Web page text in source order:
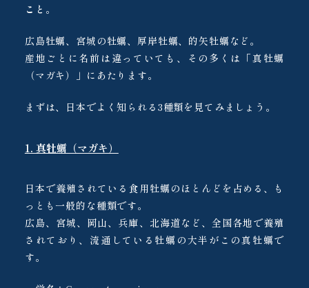
こと 。
広島牡蠣、宮城の牡蠣、厚岸牡蠣、的矢牡蠣など。
産地ごとに名前は違っていても、その多くは「真牡蠣
（マガキ）」にあたります。
まずは、日本でよく知られる3種類を見てみましょう。
1. 真牡蠣（マガキ）
日本で養殖されている食用牡蠣のほとんどを占める、も
っとも一般的な種類です。
広島、宮城、岡山、兵庫、北海道など、全国各地で養殖
されており、流通している牡蠣の大半がこの真牡蠣で
す。